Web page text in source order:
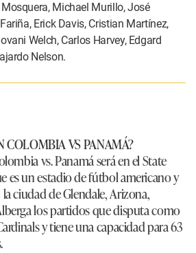
Michael Murillo, José
Erick Davis, Cristian Martínez,
Welch, Carlos Harvey, Edgard
Nelson.
COLOMBIA VS PANAMÁ?
vs. Panamá será en el State
es un estadio de fútbol americano y
ciudad de Glendale, Arizona,
los partidos que disputa como
y tiene una capacidad para 63